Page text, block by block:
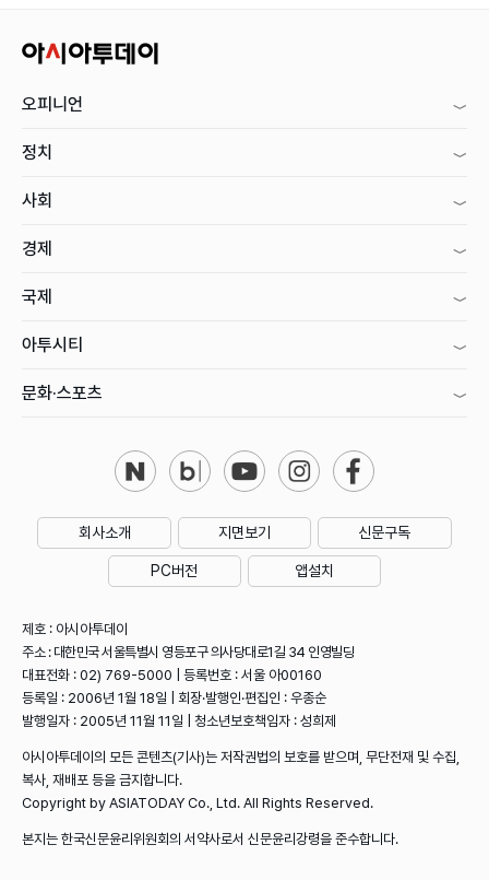
오피니언
정치
사회
경제
국제
아투시티
문화·스포츠
회사소개 지면보기 신문구독
PC버전 앱설치
제호 : 아시아투데이
주소 : 대한민국 서울특별시 영등포구 의사당대로1길 34 인영빌딩
대표전화 : 02) 769-5000 | 등록번호 : 서울 아00160
등록일 : 2006년 1월 18일 | 회장·발행인·편집인 : 우종순
발행일자 : 2005년 11월 11일 | 청소년보호책임자 : 성희제
아시아투데이의 모든 콘텐츠(기사)는 저작권법의 보호를 받으며, 무단전재 및 수집,
복사, 재배포 등을 금지합니다.
Copyright by ASIATODAY Co., Ltd. All Rights Reserved.
본지는 한국신문윤리위원회의 서약사로서 신문윤리강령을 준수합니다.